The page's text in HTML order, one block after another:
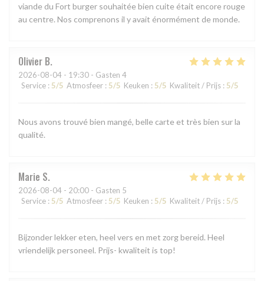
viande du Fort burger souhaitée bien cuite était encore rouge
au centre. Nos comprenons il y avait énormément de monde.
Olivier B
2026-08-04 - 19:30 - Gasten 4
Service : 5/5 Atmosfeer : 5/5 Keuken : 5/5 Kwaliteit / Prijs : 5/5
Nous avons trouvé bien mangé, belle carte et très bien sur la
qualité.
Marie S
2026-08-04 - 20:00 - Gasten 5
Service : 5/5 Atmosfeer : 5/5 Keuken : 5/5 Kwaliteit / Prijs : 5/5
Bijzonder lekker eten, heel vers en met zorg bereid. Heel
vriendelijk personeel. Prijs- kwaliteit is top!